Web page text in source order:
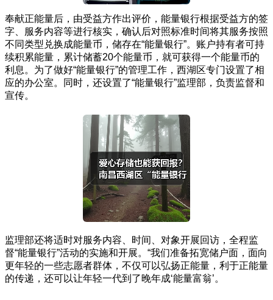
奉献正能量后，由受益方作出评价，能量银行根据受益方的签
字、服务内容等进行核实，确认后对照标准时间将其服务按照
不同类型兑换成能量币，储存在“能量银行”。账户持有者可持
续积累能量，累计储蓄20个能量币，就可获得一个能量币的
利息。为了做好“能量银行”的管理工作，西湖区专门设置了相
应的办公室。同时，还设置了“能量银行”监理部，负责监督和
宣传。
监理部还将适时对服务内容、时间、对象开展回访，全程监
督“能量银行”活动的实施和开展。“我们准备拓宽储户面，面向
更年轻的一些志愿者群体，不仅可以弘扬正能量，利于正能量
的传递，还可以让年轻一代到了晚年成‘能量富翁’。